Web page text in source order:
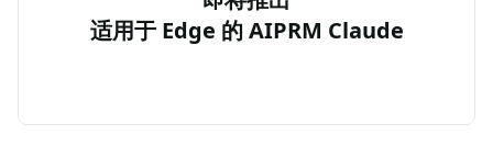
适用于 Edge 的 AIPRM Claude